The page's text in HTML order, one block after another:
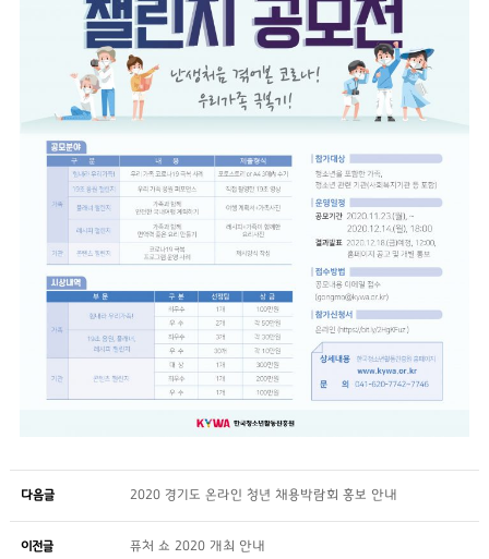
다음글 2020 경기도 온라인 청년 채용박람회 홍보 안내
이전글 퓨처 쇼 2020 개최 안내